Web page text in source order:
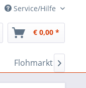
Service/Hilfe
€ 0,00 *
Flohmarkt Bazar
